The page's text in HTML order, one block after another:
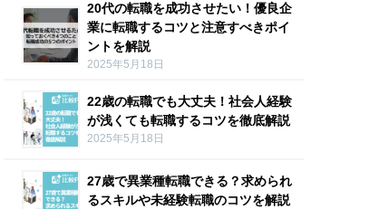
20代の転職を成功させたい！優良企
業に転職するコツと注意すべきポイ
ントを解説
2025年5月18日
22歳の転職でも大丈夫！社会人経験
が浅くても転職するコツを徹底解説
2025年5月18日
27歳で異業種転職できる？求められ
るスキルや未経験転職のコツを解説